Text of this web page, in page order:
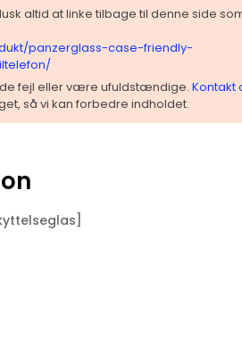
altid at linke tilbage til denne side
panzerglass-case-friendly-
fejl eller være ufuldstændige. Kontakt
så vi kan forbedre indholdet.